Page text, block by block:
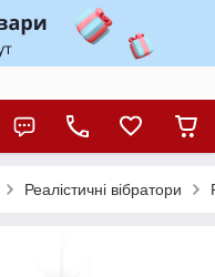
Реалістичні вібратори